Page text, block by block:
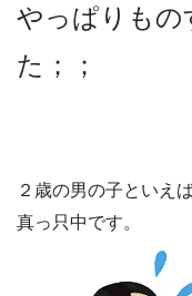
やっぱりもの
た；；
２歳の男の子といえ
真っ只中です。